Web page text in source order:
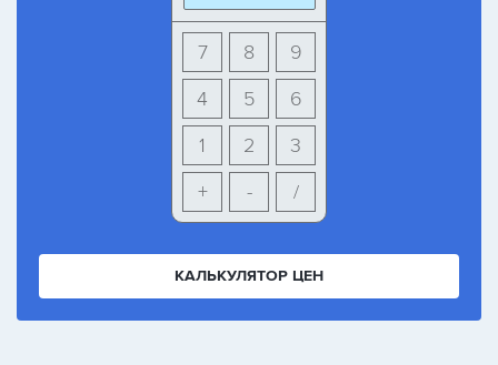
9
8
7
6
5
4
3
2
1
+
- /
КАЛЬКУЛЯТОР ЦЕН